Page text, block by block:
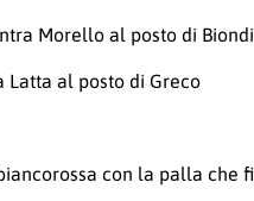
Morello al posto di Biondi
Latta al posto di Greco
con la palla che